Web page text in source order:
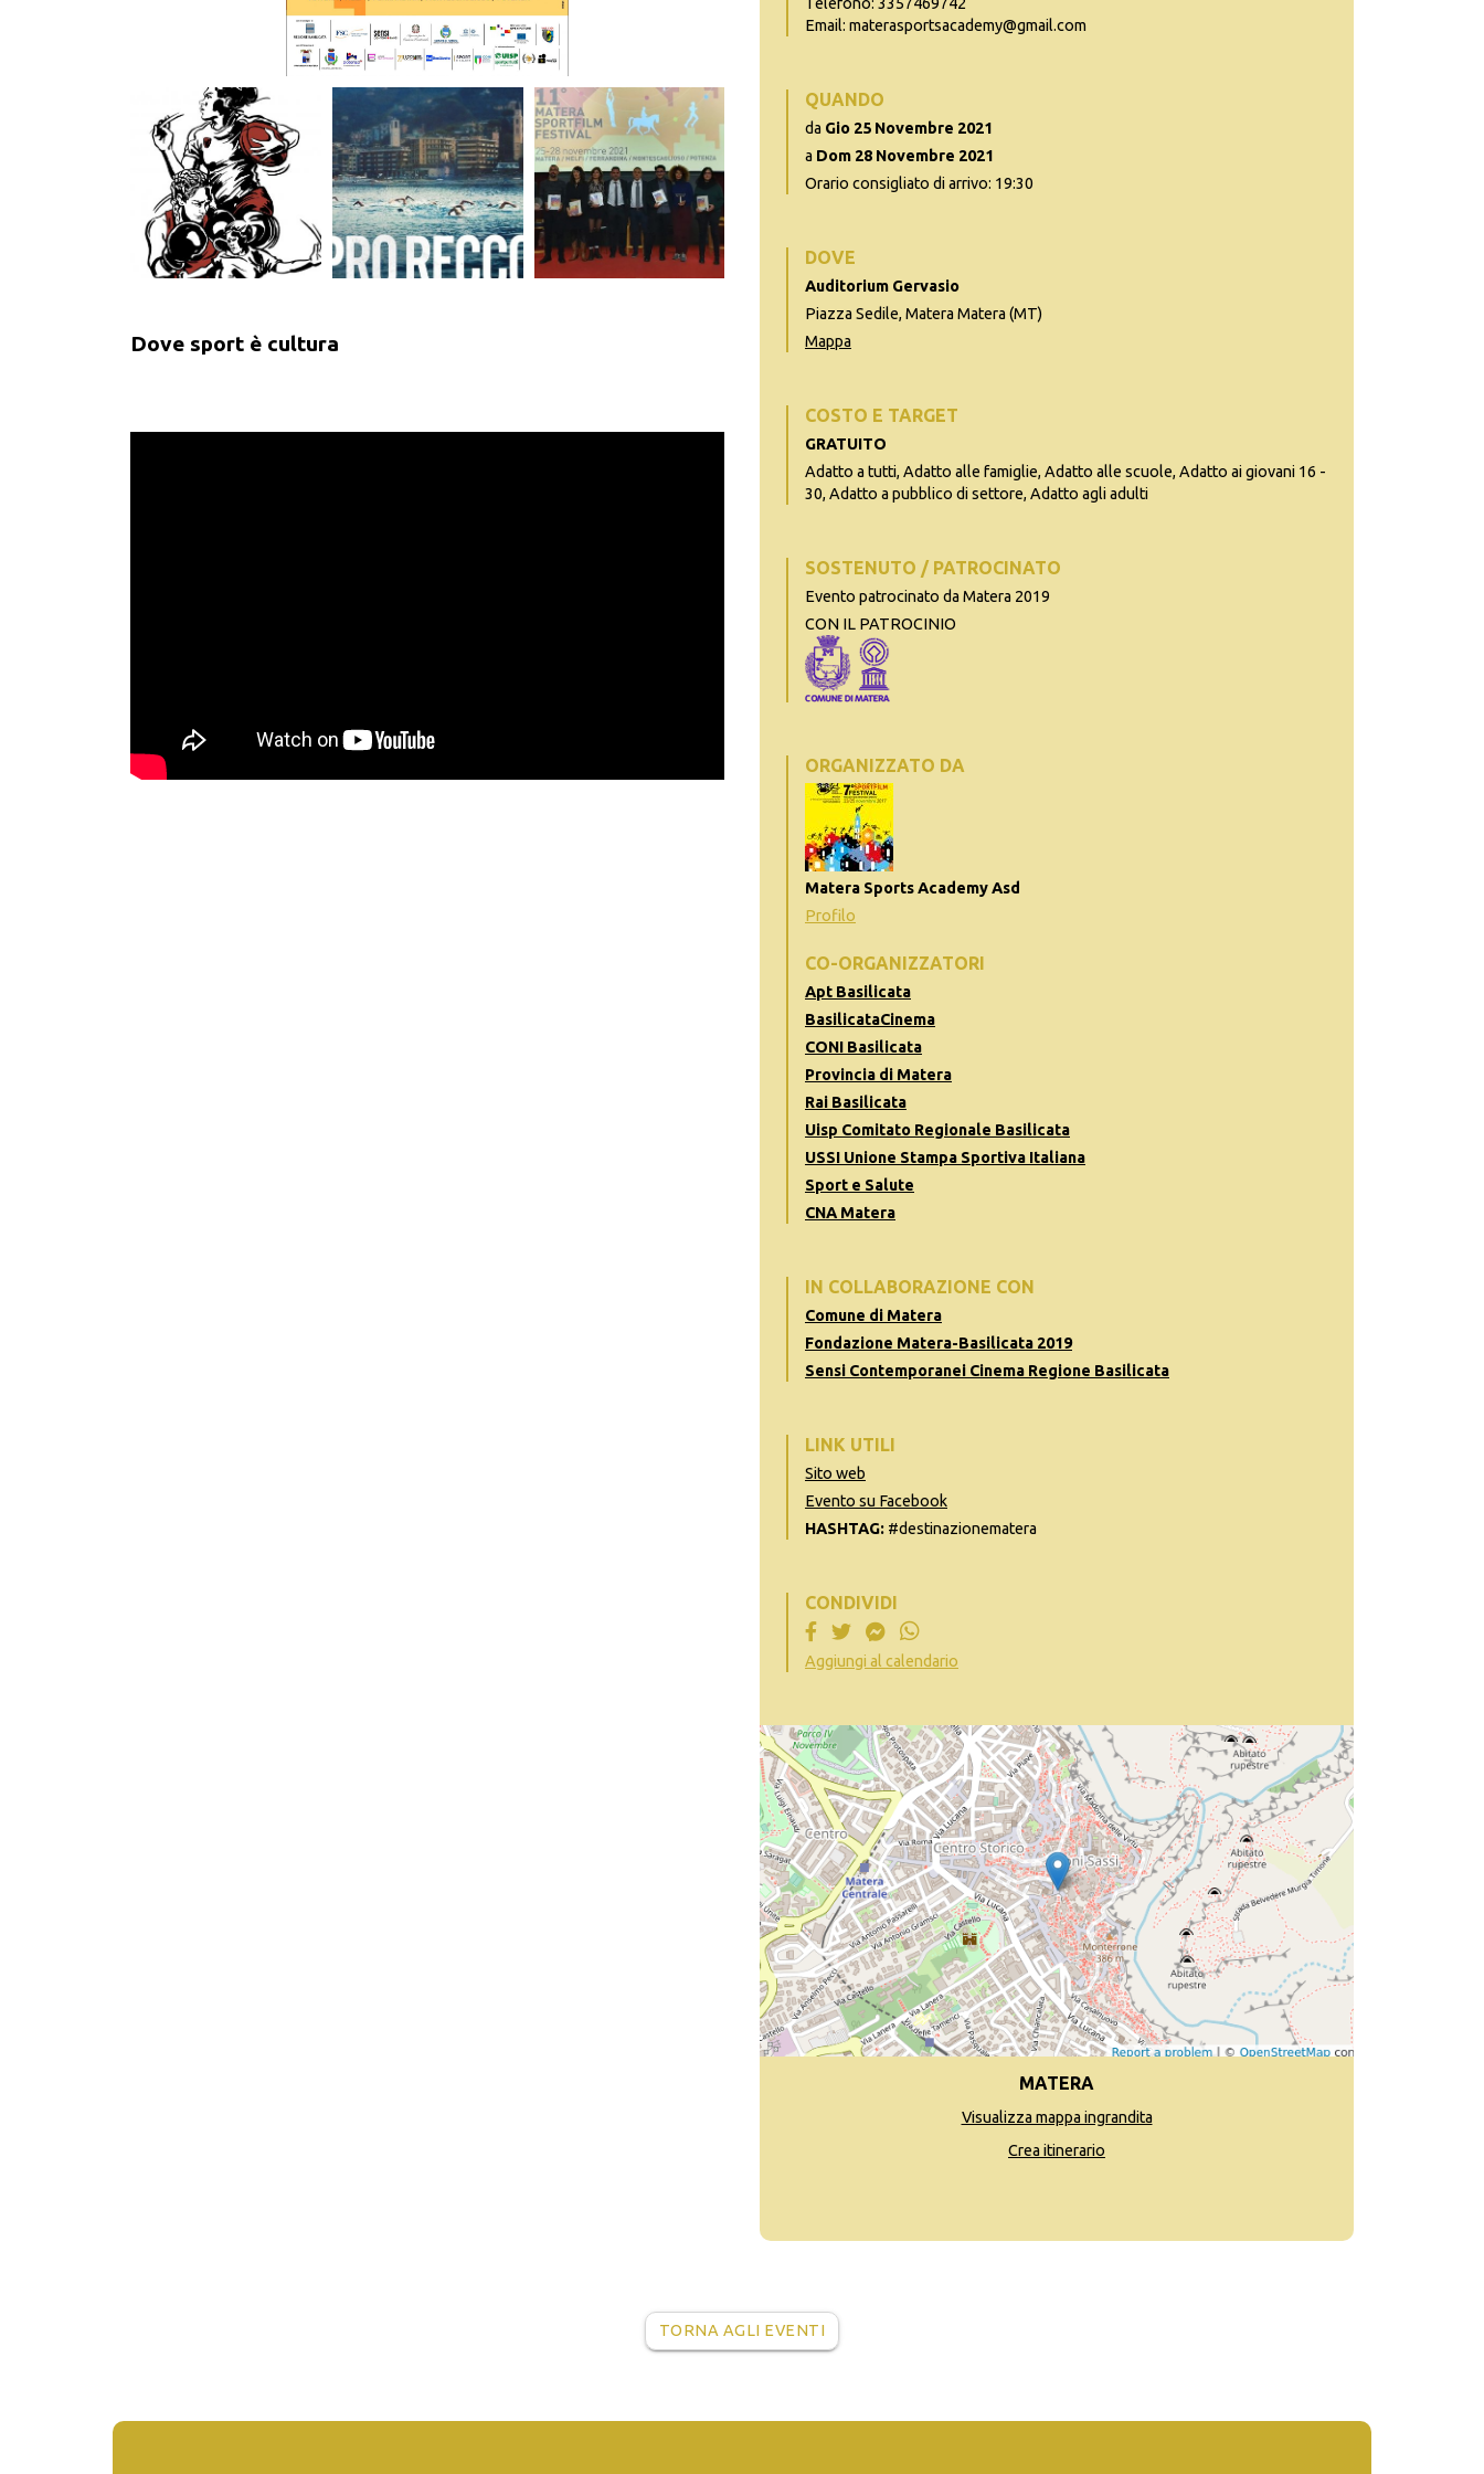
Dove sport è cultura
Telefono: 3357469742
Email: materasportsacademy@gmail.com
QUANDO
da Gio 25 Novembre 2021
a Dom 28 Novembre 2021
Orario consigliato di arrivo: 19:30
DOVE
Auditorium Gervasio
Piazza Sedile, Matera Matera (MT)
Mappa
COSTO E TARGET
GRATUITO
Adatto a tutti, Adatto alle famiglie, Adatto alle scuole, Adatto ai giovani 16 -
30, Adatto a pubblico di settore, Adatto agli adulti
SOSTENUTO / PATROCINATO
Evento patrocinato da Matera 2019
CON IL PATROCINIO
ORGANIZZATO DA
Matera Sports Academy Asd
Profilo
CO-ORGANIZZATORI
Apt Basilicata
BasilicataCinema
CONI Basilicata
Provincia di Matera
Rai Basilicata
Uisp Comitato Regionale Basilicata
USSI Unione Stampa Sportiva Italiana
Sport e Salute
CNA Matera
IN COLLABORAZIONE CON
Comune di Matera
Fondazione Matera-Basilicata 2019
Sensi Contemporanei Cinema Regione Basilicata
LINK UTILI
Sito web
Evento su Facebook
HASHTAG: #destinazionematera
CONDIVIDI
Aggiungi al calendario
MATERA
Visualizza mappa ingrandita
Crea itinerario
TORNA AGLI EVENTI